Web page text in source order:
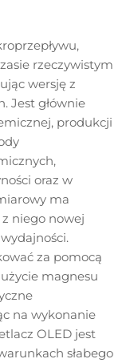
rzeczywistym
wersję z
Jest głównie
produkcji
oraz w
ma
z niego nowej
za pomocą
magnesu
na wykonanie
OLED jest
słabego